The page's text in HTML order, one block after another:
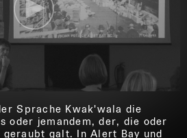
Sprache Kwak'wala die
oder jemandem, der, die oder
galt. In Alert Bay und